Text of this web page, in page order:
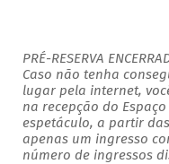
PRÉ-RESERVA
Caso não tenha
lugar pela internet,
na recepção do
espetáculo, a partir
apenas um ingresso
número de ingressos